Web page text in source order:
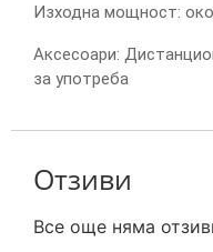
Изходна мощност:
Аксесоари:
за употреба
Отзиви
Все още няма